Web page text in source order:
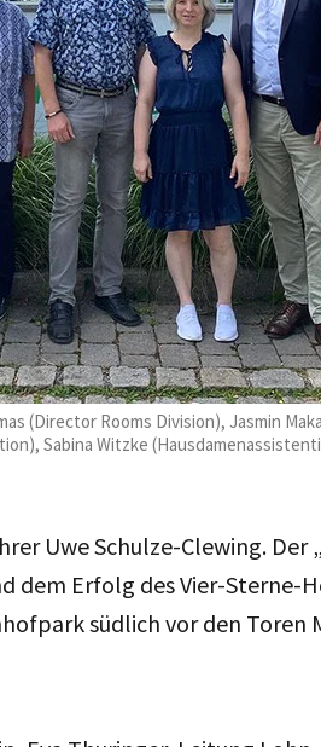
(Director Rooms Division), Jasmin
Sabina Witzke
Uwe Schulze-Clewing. Der
dem Erfolg des Vier-Sterne-
südlich vor den Toren